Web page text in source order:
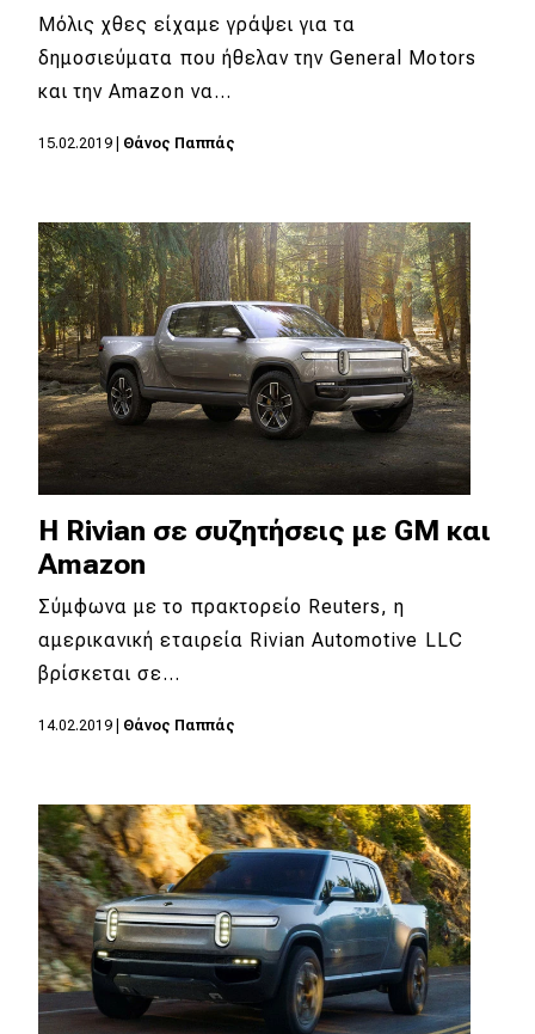
Μόλις χθες είχαμε γράψει για τα
δημοσιεύματα που ήθελαν την General Motors
και την Amazon να…
15.02.2019 Θάνος Παππάς
Η Rivian σε συζητήσεις με GM και
Amazon
Σύμφωνα με το πρακτορείο Reuters, η
αμερικανική εταιρεία Rivian Automotive LLC
βρίσκεται σε…
14.02.2019 Θάνος Παππάς